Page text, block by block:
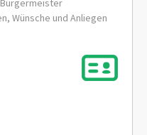
Wünsche und Anliegen